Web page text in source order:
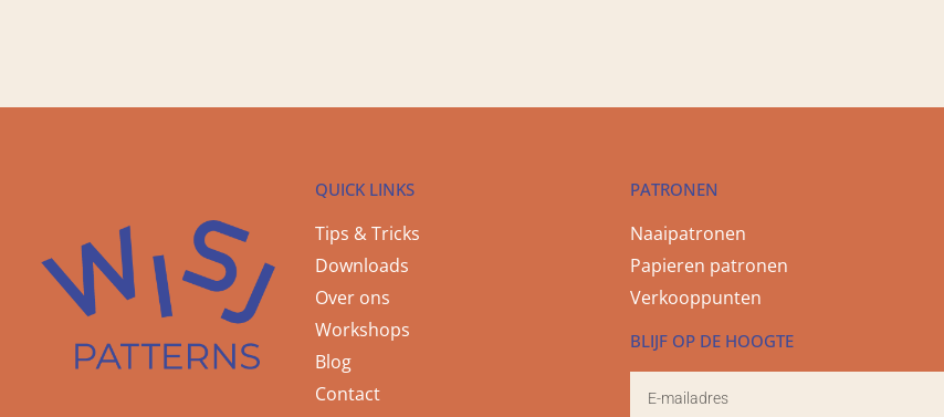
QUICK LINKS
Tips & Tricks
Downloads
Over ons
Workshops
Blog
Contact
PATRONEN
Naaipatronen
Papieren patronen
Verkooppunten
BLIJF OP DE HOOGTE